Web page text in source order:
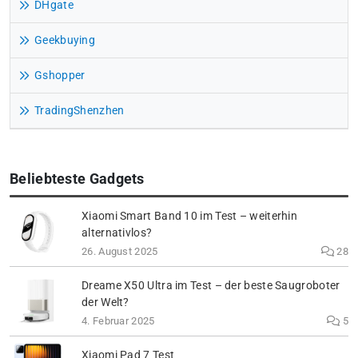
DHgate
Geekbuying
Gshopper
TradingShenzhen
Beliebteste Gadgets
Xiaomi Smart Band 10 im Test – weiterhin
alternativlos?
26. August 2025 28
Dreame X50 Ultra im Test – der beste Saugroboter
der Welt?
4. Februar 2025 5
Xiaomi Pad 7 Test